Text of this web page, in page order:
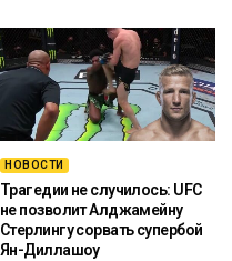
НОВОСТИ
Трагедии не случилось: UFC
не позволит Алджамейну
Стерлингу сорвать супербой
Ян-Диллашоу